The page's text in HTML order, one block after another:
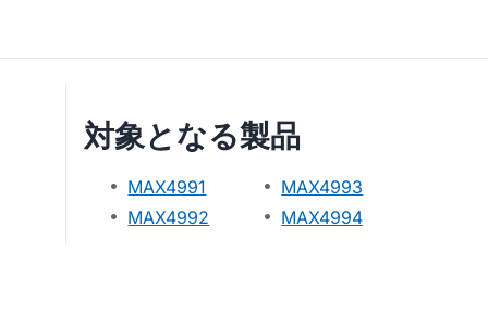
対象となる製品
MAX4991
MAX4992
MAX4993
MAX4994